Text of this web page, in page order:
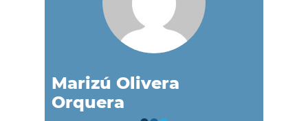
Marizú Olivera
Orquera